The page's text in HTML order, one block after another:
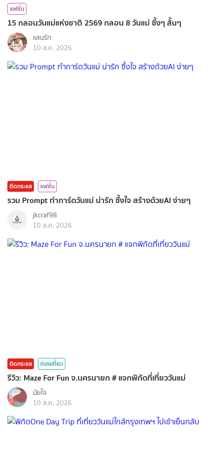
แฟชั่น
15 กลอนวันแม่แห่งชาติ 2569 กลอน 8 วันแม่ ซึ้งๆ สั้นๆ
แสนรัก
10 ส.ค. 2026
ติดกระแส แฟชั่น
รวม Prompt ทำการ์ดวันแม่ น่ารัก ซึ้งใจ สร้างด้วยAI ง่ายๆ
jkcraf98
10 ส.ค. 2026
ติดกระแส ท่องเที่ยว
รีวิว: Maze For Fun จ.นครนายก # แจกพิกัดที่เที่ยววันแม่
นัยใจ
10 ส.ค. 2026